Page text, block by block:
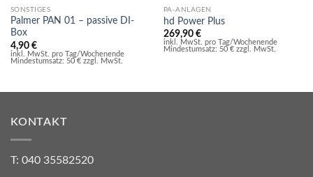
SONSTIGES
Palmer PAN 01 – passive DI-
Box
4,90 €
inkl. MwSt. pro Tag/Wochenende
Mindestumsatz: 50 € zzgl. MwSt.
PA-ANLAGEN
hd Power Plus
269,90 €
inkl. MwSt. pro Tag/Wochenende
Mindestumsatz: 50 € zzgl. MwSt.
KONTAKT
T: 040 35582520